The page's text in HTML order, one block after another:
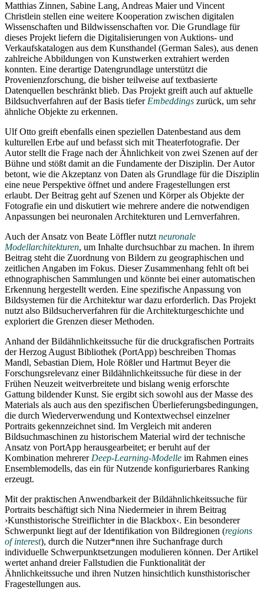
Matthias Zinnen, Sabine Lang, Andreas Maier und Vincent
Christlein stellen eine weitere Kooperation zwischen digitalen
Wissenschaften und Bildwissenschaften vor. Die Grundlage für
dieses Projekt liefern die Digitalisierungen von Auktions- und
Verkaufskatalogen aus dem Kunsthandel (German Sales), aus denen
zahlreiche Abbildungen von Kunstwerken extrahiert werden
konnten. Eine derartige Datengrundlage unterstützt die
Provenienzforschung, die bisher teilweise auf textbasierte
Datenquellen beschränkt blieb. Das Projekt greift auch auf aktuelle
Bildsuchverfahren auf der Basis tiefer Embeddings zurück, um sehr
ähnliche Objekte zu erkennen.
Ulf Otto greift ebenfalls einen speziellen Datenbestand aus dem
kulturellen Erbe auf und befasst sich mit Theaterfotografie. Der
Autor stellt die Frage nach der Ähnlichkeit von zwei Szenen auf der
Bühne und stößt damit an die Fundamente der Disziplin. Der Autor
betont, wie die Akzeptanz von Daten als Grundlage für die Disziplin
eine neue Perspektive öffnet und andere Fragestellungen erst
erlaubt. Der Beitrag geht auf Szenen und Körper als Objekte der
Fotografie ein und diskutiert wie mehrere andere die notwendigen
Anpassungen bei neuronalen Architekturen und Lernverfahren.
Auch der Ansatz von Beate Löffler nutzt neuronale
Modellarchitekturen, um Inhalte durchsuchbar zu machen. In ihrem
Beitrag steht die Zuordnung von Bildern zu geographischen und
zeitlichen Angaben im Fokus. Dieser Zusammenhang fehlt oft bei
ethnographischen Sammlungen und könnte bei einer automatischen
Erkennung hergestellt werden. Eine spezifische Anpassung von
Bildsystemen für die Architektur war dazu erforderlich. Das Projekt
nutzt also Bildsucherverfahren für die Architekturgeschichte und
exploriert die Grenzen dieser Methoden.
Anhand der Bildähnlichkeitssuche für die druckgrafischen Portraits
der Herzog August Bibliothek (PortApp) beschreiben Thomas
Mandl, Sebastian Diem, Hole Rößler und Hartmut Beyer die
Forschungsrelevanz einer Bildähnlichkeitssuche für diese in der
Frühen Neuzeit weitverbreitete und bislang wenig erforschte
Gattung bildender Kunst. Sie ergibt sich sowohl aus der Masse des
Materials als auch aus den spezifischen Überlieferungsbedingungen,
die durch Wiederverwendung und Kontextwechsel einzelner
Portraits gekennzeichnet sind. Im Vergleich mit anderen
Bildsuchmaschinen zu historischem Material wird der technische
Ansatz von PortApp herausgearbeitet; er beruht auf der
Kombination mehrerer Deep-Learning-Modelle im Rahmen eines
Ensemblemodells, das ein für Nutzende konfigurierbares Ranking
erzeugt.
Mit der praktischen Anwendbarkeit der Bildähnlichkeitssuche für
Portraits beschäftigt sich Nina Niedermeier in ihrem Beitrag
›Kunsthistorische Streiflichter in die Blackbox‹. Ein besonderer
Schwerpunkt liegt auf der Identifikation von Bildregionen (regions
of interest), durch die Nutzer*nnen ihre Suchanfrage durch
individuelle Schwerpunktsetzungen modulieren können. Der Artikel
wertet anhand dreier Fallstudien die Funktionalität der
Ähnlichkeitssuche und ihren Nutzen hinsichtlich kunsthistorischer
Fragestellungen aus.